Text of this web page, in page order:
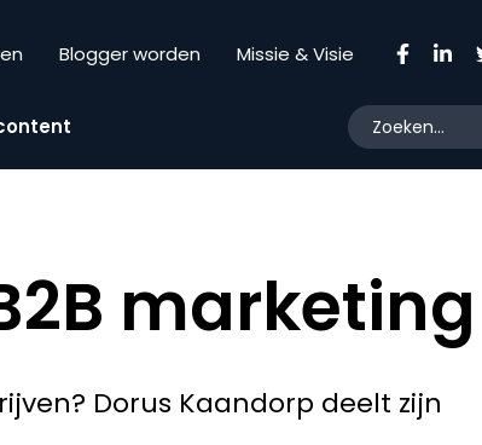
Blogger worden Missie & Visie
marketing
Dorus Kaandorp deelt zijn